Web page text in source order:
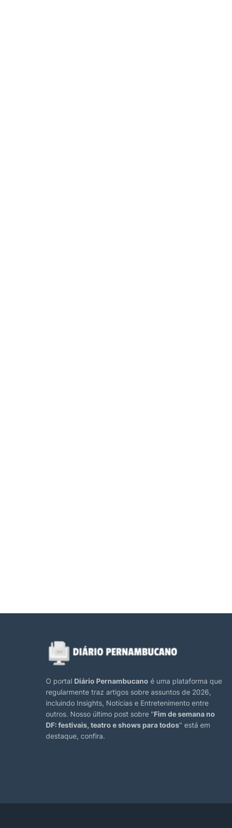
O portal Diário Pernambucano é uma plataforma que
regularmente traz artigos sobre assuntos de 2026,
incluindo Insights, Notícias e Entretenimento entre
outros. Nosso último post sobre "Fim de semana no
DF: festivais, teatro e shows para todos" está em
destaque, confira.